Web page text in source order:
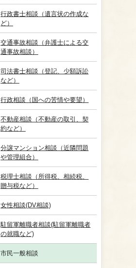
行政書士相談（遺言状の作成な
ど）
交通事故相談（弁護士による交
通事故相談）
司法書士相談（登記、少額訴訟
など）
行政相談（国への苦情や要望）
不動産相談（不動産の取引、契
約など）
分譲マンション相談（近隣問題
や管理組合）
税理士相談（所得税、相続税、
贈与税など）
女性相談(DV相談)
駐留軍離職者相談(駐留軍離職者
の就職など)
市民一般相談